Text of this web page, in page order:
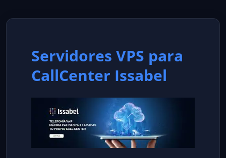
Servidores VPS para
CallCenter Issabel